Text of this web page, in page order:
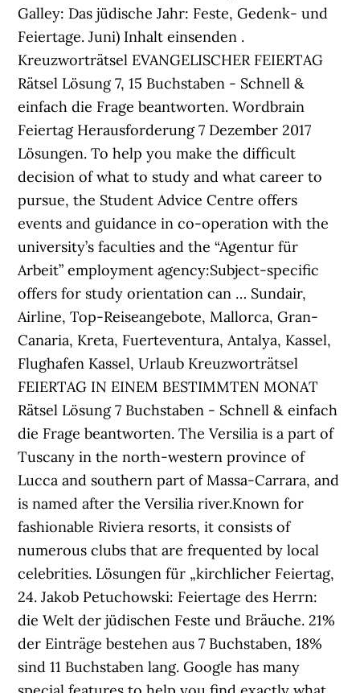
Galley: Das jüdische Jahr: Feste, Gedenk- und
Feiertage. Juni) Inhalt einsenden .
Kreuzworträtsel EVANGELISCHER FEIERTAG
Rätsel Lösung 7, 15 Buchstaben - Schnell &
einfach die Frage beantworten. Wordbrain
Feiertag Herausforderung 7 Dezember 2017
Lösungen. To help you make the difficult
decision of what to study and what career to
pursue, the Student Advice Centre offers
events and guidance in co-operation with the
university’s faculties and the “Agentur für
Arbeit” employment agency:Subject-specific
offers for study orientation can … Sundair,
Airline, Top-Reiseangebote, Mallorca, Gran-
Canaria, Kreta, Fuerteventura, Antalya, Kassel,
Flughafen Kassel, Urlaub Kreuzworträtsel
FEIERTAG IN EINEM BESTIMMTEN MONAT
Rätsel Lösung 7 Buchstaben - Schnell & einfach
die Frage beantworten. The Versilia is a part of
Tuscany in the north-western province of
Lucca and southern part of Massa-Carrara, and
is named after the Versilia river.Known for
fashionable Riviera resorts, it consists of
numerous clubs that are frequented by local
celebrities. Lösungen für „kirchlicher Feiertag,
24. Jakob Petuchowski: Feiertage des Herrn:
die Welt der jüdischen Feste und Bräuche. 21%
der Einträge bestehen aus 7 Buchstaben, 18%
sind 11 Buchstaben lang. Google has many